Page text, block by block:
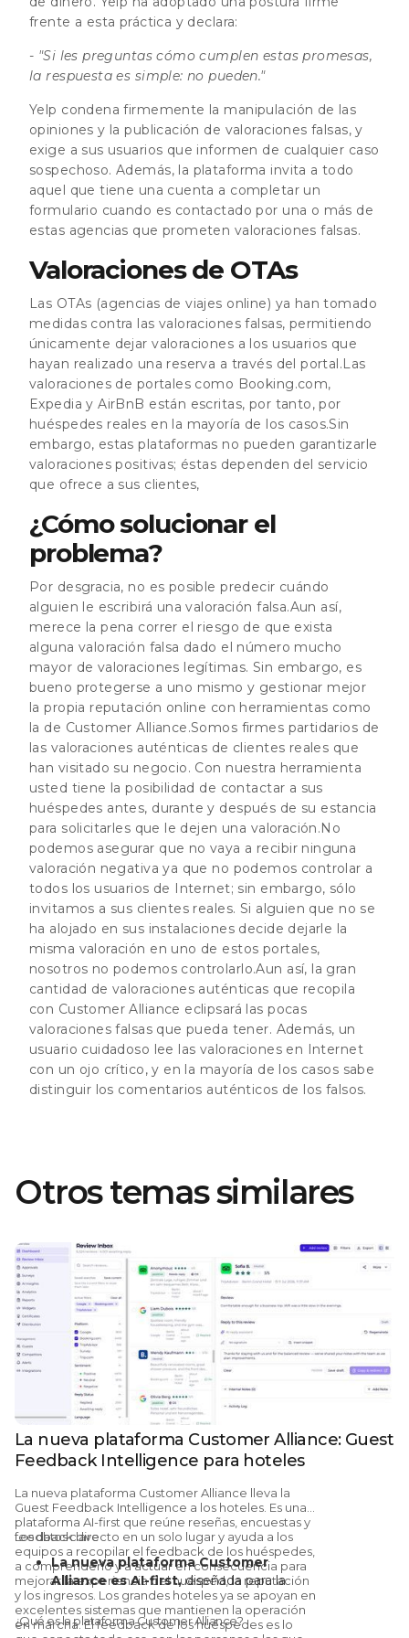
frente a esta práctica y declara:
- "Si les preguntas cómo cumplen estas promesas,
la respuesta es simple: no pueden."
Yelp condena firmemente la manipulación de las
opiniones y la publicación de valoraciones falsas, y
exige a sus usuarios que informen de cualquier caso
sospechoso. Además, la plataforma invita a todo
aquel que tiene una cuenta a completar un
formulario cuando es contactado por una o más de
estas agencias que prometen valoraciones falsas.
Valoraciones de OTAs
Las OTAs (agencias de viajes online) ya han tomado
medidas contra las valoraciones falsas, permitiendo
únicamente dejar valoraciones a los usuarios que
hayan realizado una reserva a través del portal.Las
valoraciones de portales como Booking.com,
Expedia y AirBnB están escritas, por tanto, por
huéspedes reales en la mayoría de los casos.Sin
embargo, estas plataformas no pueden garantizarle
valoraciones positivas; éstas dependen del servicio
que ofrece a sus clientes,
¿Cómo solucionar el
problema?
Por desgracia, no es posible predecir cuándo
alguien le escribirá una valoración falsa.Aun así,
merece la pena correr el riesgo de que exista
alguna valoración falsa dado el número mucho
mayor de valoraciones legítimas. Sin embargo, es
bueno protegerse a uno mismo y gestionar mejor
la propia reputación online con herramientas como
la de Customer Alliance.Somos firmes partidarios de
las valoraciones auténticas de clientes reales que
han visitado su negocio. Con nuestra herramienta
usted tiene la posibilidad de contactar a sus
huéspedes antes, durante y después de su estancia
para solicitarles que le dejen una valoración.No
podemos asegurar que no vaya a recibir ninguna
valoración negativa ya que no podemos controlar a
todos los usuarios de Internet; sin embargo, sólo
invitamos a sus clientes reales. Si alguien que no se
ha alojado en sus instalaciones decide dejarle la
misma valoración en uno de estos portales,
nosotros no podemos controlarlo.Aun así, la gran
cantidad de valoraciones auténticas que recopila
con Customer Alliance eclipsará las pocas
valoraciones falsas que pueda tener. Además, un
usuario cuidadoso lee las valoraciones en Internet
con un ojo crítico, y en la mayoría de los casos sabe
distinguir los comentarios auténticos de los falsos.
Otros temas similares
La nueva plataforma Customer Alliance: Guest
Feedback Intelligence para hoteles
La nueva plataforma Customer Alliance lleva la
Guest Feedback Intelligence a los hoteles. Es una
plataforma AI-first que reúne reseñas, encuestas y
feedback directo en un solo lugar y ayuda a los
equipos a recopilar el feedback de los huéspedes,
a comprenderlo y a actuar en consecuencia para
mejorar la experiencia del huésped, la reputación
y los ingresos. Los grandes hoteles ya se apoyan en
excelentes sistemas que mantienen la operación
en marcha.El feedback de los huéspedes es lo
Los datos clave
La nueva plataforma Customer
Alliance es AI-first,diseñada para la
gestión de la reputación y la Guest
Feedback Intelligence en el sector
¿Qué es la plataforma Customer Alliance?